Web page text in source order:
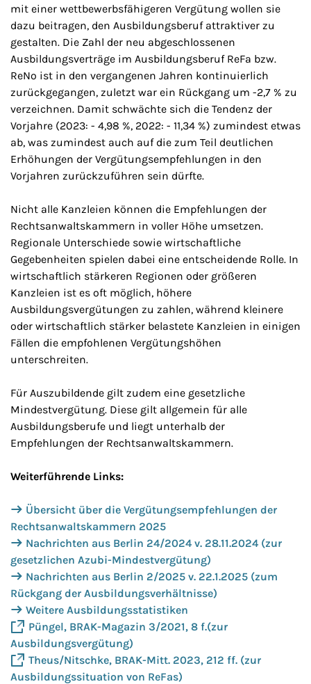
mit einer wettbewerbsfähigeren Vergütung wollen sie
dazu beitragen, den Ausbildungsberuf attraktiver zu
gestalten. Die Zahl der neu abgeschlossenen
Ausbildungsverträge im Ausbildungsberuf ReFa bzw.
ReNo ist in den vergangenen Jahren kontinuierlich
zurückgegangen, zuletzt war ein Rückgang um -2,7 % zu
verzeichnen. Damit schwächte sich die Tendenz der
Vorjahre (2023: - 4,98 %, 2022: - 11,34 %) zumindest etwas
ab, was zumindest auch auf die zum Teil deutlichen
Erhöhungen der Vergütungsempfehlungen in den
Vorjahren zurückzuführen sein dürfte.
Nicht alle Kanzleien können die Empfehlungen der
Rechtsanwaltskammern in voller Höhe umsetzen.
Regionale Unterschiede sowie wirtschaftliche
Gegebenheiten spielen dabei eine entscheidende Rolle. In
wirtschaftlich stärkeren Regionen oder größeren
Kanzleien ist es oft möglich, höhere
Ausbildungsvergütungen zu zahlen, während kleinere
oder wirtschaftlich stärker belastete Kanzleien in einigen
Fällen die empfohlenen Vergütungshöhen
unterschreiten.
Für Auszubildende gilt zudem eine gesetzliche
Mindestvergütung. Diese gilt allgemein für alle
Ausbildungsberufe und liegt unterhalb der
Empfehlungen der Rechtsanwaltskammern.
Weiterführende Links:
Übersicht über die Vergütungsempfehlungen der
Rechtsanwaltskammern 2025
Nachrichten aus Berlin 24/2024 v. 28.11.2024 (zur
gesetzlichen Azubi-Mindestvergütung)
Nachrichten aus Berlin 2/2025 v. 22.1.2025 (zum
Rückgang der Ausbildungsverhältnisse)
Weitere Ausbildungsstatistiken
Püngel, BRAK-Magazin 3/2021, 8 f.(zur
Ausbildungsvergütung)
Theus/Nitschke, BRAK-Mitt. 2023, 212 ff. (zur
Ausbildungssituation von ReFas)